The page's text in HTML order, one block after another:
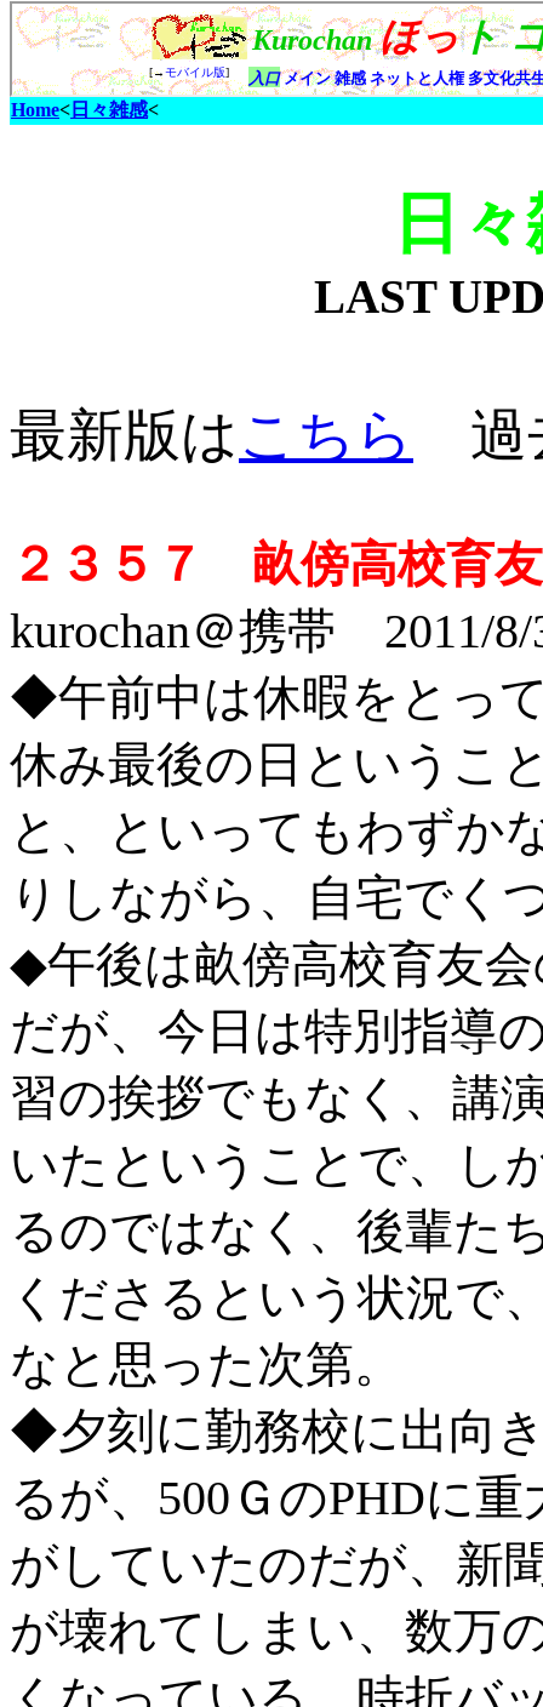
Home< 日々雑感<
日
LAST
最新版はこちら 過
２３５７ 畝傍高校育
kurochan＠携帯 2011/8/
◆午前中は休暇をとっ
休み最後の日というこ
と、といってもわずか
りしながら、自宅でく
◆午後は畝傍高校育友
だが、今日は特別指導
習の挨拶でもなく、講
いたということで、し
るのではなく、後輩た
くださるという状況で
なと思った次第。
◆夕刻に勤務校に出向
るが、500ＧのPHDに
がしていたのだが、新
が壊れてしまい、数万